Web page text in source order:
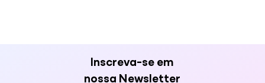
Inscreva-se em
nossa Newsletter